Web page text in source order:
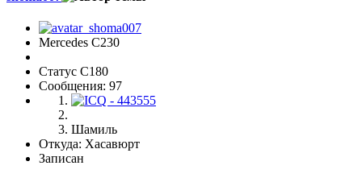
Mercedes C230
Статус C180
Сообщения: 97
Шамиль
Откуда: Хасавюрт
Записан